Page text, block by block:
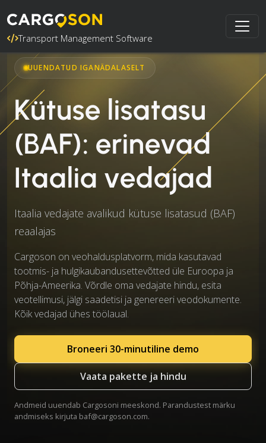
Transport Management Software
UUENDATUD IGANÄDALASELT
Kütuse lisatasu
(BAF): erinevad
Itaalia vedajad
Itaalia vedajate avalikud kütuse lisatasud (BAF)
reaalajas
Cargoson on veohaldusplatvorm, mida kasutavad
tootmis- ja hulgikaubandusettevõtted üle Euroopa ja
Põhja-Ameerika. Võrdle oma vedajate hindu, esita
veotellimusi, jälgi saadetisi ja genereeri veodokumente.
Kõik vedajad ühes töölaual.
Broneeri 30-minutiline demo
Vaata pakette ja hindu
Andmeid uuendab Cargosoni meeskond. Parandustest märku
andmiseks kirjuta baf@cargoson.com.